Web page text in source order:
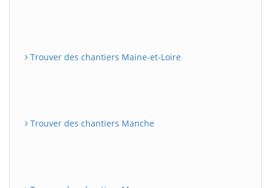
Trouver des chantiers Maine-et-Loire
Trouver des chantiers Manche